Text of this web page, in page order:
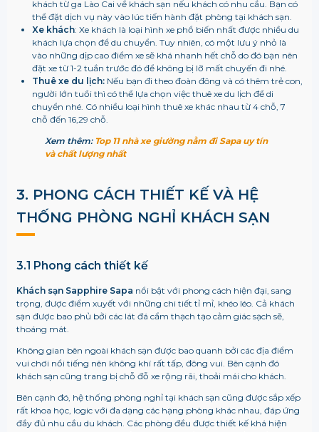
khách từ ga Lào Cai về khách sạn nếu khách có nhu cầu. Bạn có
thể đặt dịch vụ này vào lúc tiến hành đặt phòng tại khách sạn.
Xe khách: Xe khách là loại hình xe phổ biến nhất được nhiều du
khách lựa chọn để du chuyển. Tuy nhiên, có một lưu ý nhỏ là
vào những dịp cao điểm xe sẽ khá nhanh hết chỗ do đó bạn nên
đặt xe từ 1-2 tuần trước đó để không bị lỡ mất chuyến đi nhé.
Thuê xe du lịch: Nếu bạn đi theo đoàn đông và có thêm trẻ con,
người lớn tuổi thì có thể lựa chọn việc thuê xe du lịch để di
chuyển nhé. Có nhiều loại hình thuê xe khác nhau từ 4 chỗ, 7
chỗ đến 16,29 chỗ.
Xem thêm: Top 11 nhà xe giường nằm đi Sapa uy tín
và chất lượng nhất
3. PHONG CÁCH THIẾT KẾ VÀ HỆ
THỐNG PHÒNG NGHỈ KHÁCH SẠN
3.1 Phong cách thiết kế
Khách sạn Sapphire Sapa nổi bật với phong cách hiện đại, sang
trọng, được điểm xuyết với những chi tiết tỉ mỉ, khéo léo. Cả khách
sạn được bao phủ bởi các lát đá cẩm thạch tạo cảm giác sạch sẽ,
thoáng mát.
Không gian bên ngoài khách sạn được bao quanh bởi các địa điểm
vui chơi nổi tiếng nên không khí rất tấp, đông vui. Bên cạnh đó
khách sạn cũng trang bị chỗ đỗ xe rộng rãi, thoải mái cho khách.
Bên cạnh đó, hệ thống phòng nghỉ tại khách sạn cũng được sắp xếp
rất khoa học, logic với đa dạng các hạng phòng khác nhau, đáp ứng
đầy đủ nhu cầu du khách. Các phòng đều được thiết kế khá hiện